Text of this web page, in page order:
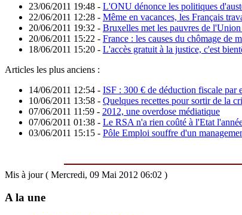
23/06/2011 19:48 - L'ONU dénonce les politiques
22/06/2011 12:28 - Même en vacances, les Français
20/06/2011 19:32 - Bruxelles met les pauvres de
20/06/2011 15:22 - France : les causes du chômage de
18/06/2011 15:20 - L'accès gratuit à la justice, c'est
Articles les plus anciens :
14/06/2011 12:54 - ISF : 300 € de déduction fiscale par
10/06/2011 13:58 - Quelques recettes pour sortir de la
07/06/2011 11:59 - 2012, une overdose médiatique
07/06/2011 01:38 - Le RSA n'a rien coûté à l'Etat
03/06/2011 15:15 - Pôle Emploi souffre d'un
Mis à jour ( Mercredi, 09 Mai 2012 06:02 )
A la une